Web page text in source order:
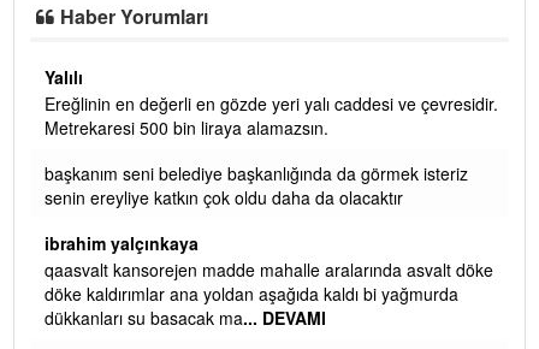
Haber Yorumları
Yalılı
Ereğlinin en değerli en gözde yeri yalı caddesi ve çevresidir.
Metrekaresi 500 bin liraya alamazsın.
başkanım seni belediye başkanlığında da görmek isteriz
senin ereyliye katkın çok oldu daha da olacaktır
ibrahim yalçınkaya
qaasvalt kansorejen madde mahalle aralarında asvalt döke
döke kaldırımlar ana yoldan aşağıda kaldı bi yağmurda
dükkanları su basacak ma... DEVAMI